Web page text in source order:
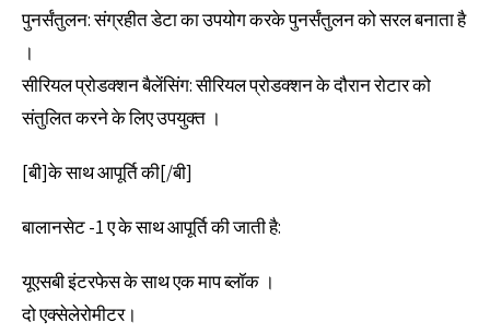
पुनर्संतुलन: संग्रहीत डेटा का उपयोग करके पुनर्संतुलन को सरल बनाता है
।
सीरियल प्रोडक्शन बैलेंसिंग: सीरियल प्रोडक्शन के दौरान रोटार को
संतुलित करने के लिए उपयुक्त ।
[बी]के साथ आपूर्ति की[/बी]
बालानसेट -1 ए के साथ आपूर्ति की जाती है:
यूएसबी इंटरफेस के साथ एक माप ब्लॉक ।
दो एक्सेलेरोमीटर।